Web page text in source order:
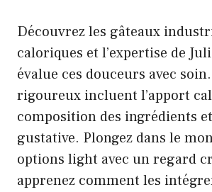
Découvrez les gâteaux
caloriques et l’expertise de
évalue ces douceurs avec
rigoureux incluent l’apport
composition des ingrédients
gustative. Plongez dans le
options light avec un regard
apprenez comment les